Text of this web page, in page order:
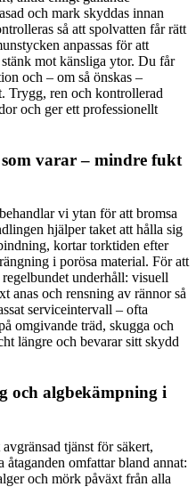
och mark skyddas innan
så att spolvatten får rätt
anpassas för att
mot känsliga ytor. Du får
och – om så önskas –
Trygg, ren och kontrollerad
och ger ett professionellt
varar – mindre fukt
vi ytan för att bromsa
hjälper taket att hålla sig
kortar torktiden efter
i porösa material. För att
underhåll: visuell
anas och rensning av rännor så
serviceintervall – ofta
omgivande träd, skugga och
längre och bevarar sitt skydd
och algbekämpning i
tjänst för säkert,
omfattar bland annat:
och mörk påväxt från alla